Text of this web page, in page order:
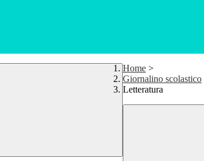
Home >
Giornalino scolastico
Letteratura